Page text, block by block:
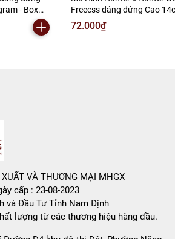
- Box
Màu - (VAT 002-05-60) - K60-T4-S5
Freecss dáng đứng Cao
100gram - Figure Hunter x
Có Hộp màu - (VAT 002-05-60) -
72.000₫
VÀ THƯƠNG MẠI MHGX
cấp : 23-08-2023
và Đầu Tư Tỉnh Nam Định
lượng từ các thương hiệu hàng đầu.